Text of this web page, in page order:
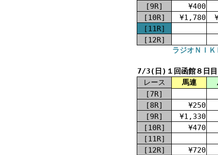
[9R]
¥400
[10R]
¥1,780
[11R]
[12R]
ラジオＮＩ
7/3(日)１回函館８日目
レース
馬連
[7R]
[8R]
¥250
[9R]
¥1,330
[10R]
¥470
[11R]
[12R]
¥720